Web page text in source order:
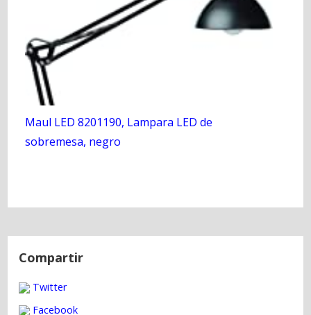
Maul LED 8201190, Lampara LED de
sobremesa, negro
N
Compartir
Twitter
Facebook